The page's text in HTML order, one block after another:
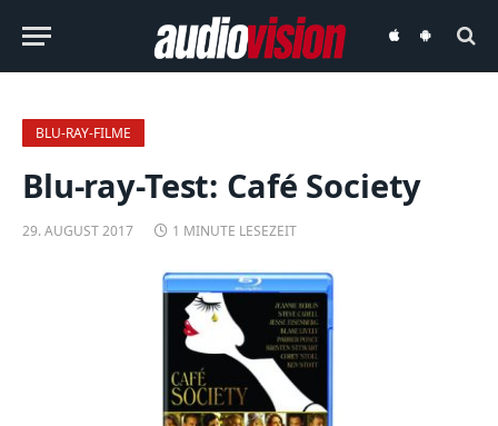
audiovisionaudiovision
BLU-RAY-FILME
Blu-ray-Test: Café Society
29. AUGUST 2017 1 MINUTE LESEZEIT